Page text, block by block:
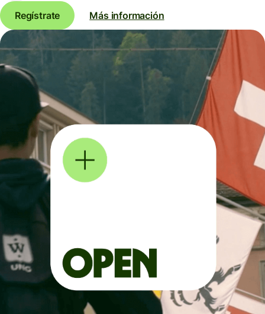
Regístrate Más información